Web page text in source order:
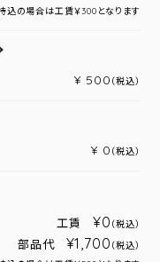
込の場合は工賃￥300となります
¥ 500 （税込）
¥ 0 （税込）
工賃 ¥0 （税込）
部品代 ¥1,700 （税込）